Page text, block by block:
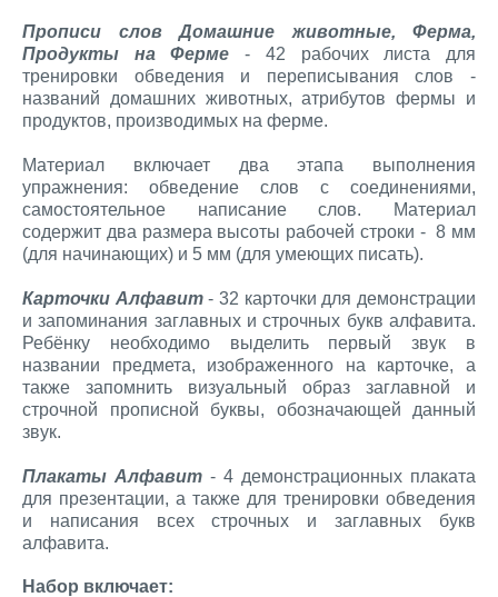
Прописи слов Домашние животные, Ферма,
Продукты на Ферме - 42 рабочих листа для
тренировки обведения и переписывания слов -
названий домашних животных, атрибутов фермы и
продуктов, производимых на ферме.
Материал включает два этапа выполнения
упражнения: обведение слов с соединениями,
самостоятельное написание слов. Материал
содержит два размера высоты рабочей строки - 8 мм
(для начинающих) и 5 мм (для умеющих писать).
Карточки Алфавит- 32 карточки для демонстрации
и запоминания заглавных и строчных букв алфавита.
Ребёнку необходимо выделить первый звук в
названии предмета, изображенного на карточке, а
также запомнить визуальный образ заглавной и
строчной прописной буквы, обозначающей данный
звук.
Плакаты Алфавит - 4 демонстрационных плаката
для презентации, а также для тренировки обведения
и написания всех строчных и заглавных букв
алфавита.
Набор включает: